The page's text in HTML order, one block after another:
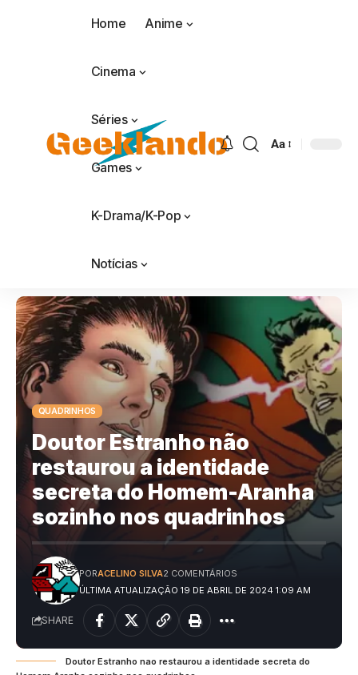
Home Anime
Cinema
Séries
Games
K-Drama/K-Pop
Notícias
Aa
QUADRINHOS
Doutor Estranho não
restaurou a identidade
secreta do Homem-Aranha
sozinho nos quadrinhos
ÚLTIMA ATUALIZAÇÃO 19 DE ABRIL DE 2024 1:09 AM
PORACELINO SILVA2 COMENTÁRIOS
SHARE
Doutor Estranho nao restaurou a identidade secreta do